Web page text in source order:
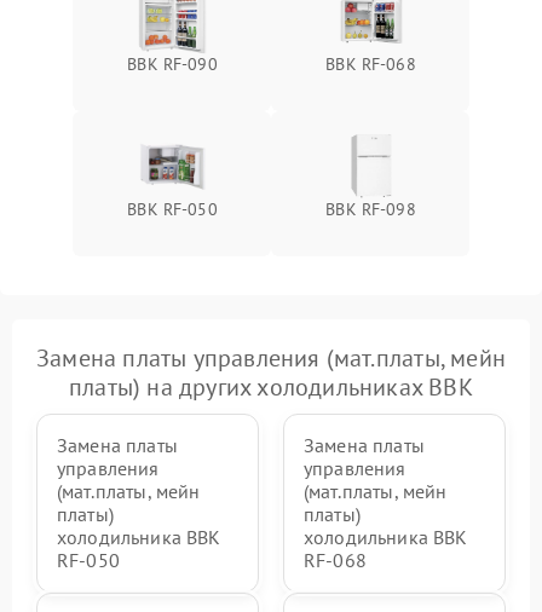
BBK RF-090 BBK RF-068
BBK RF-050 BBK RF-098
Замена платы управления (мат.платы, мейн
платы) на других холодильниках BBK
Замена платы
управления
(мат.платы, мейн
платы)
холодильника BBK
RF-050
Замена платы
управления
(мат.платы, мейн
платы)
холодильника BBK
RF-068